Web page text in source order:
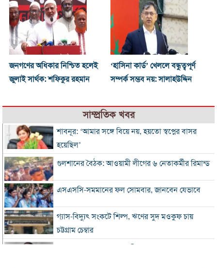
জনগণের অধিকার নিশ্চিত হলেই
জুলাই সার্থক: শফিকুর রহমান
‘হাসিনা কার্ড’ খেললে বন্ধুত্বপূর্ণ
সম্পর্ক সম্ভব নয়: সালাহউদ্দিন
সাম্প্রতিক খবর
শাবনূর: ‘আমার সঙ্গে বিয়ে নয়, হয়তো স্বপ্নের বাসর
হয়েছিল’
গুলশানের বৈঠক: আওয়ামী লীগের ৬ নেতাকর্মীর রিমান্ড
এসএসসি-সমমানের ফল সোমবার, জানবেন যেভাবে
গ্যাস-বিদ্যুৎ সংকটে শিল্প, ঋণের সুদ মওকুফ চায়
চট্টগ্রাম চেম্বার